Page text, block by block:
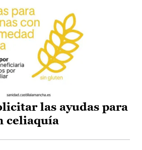
las ayudas para
celiaquía